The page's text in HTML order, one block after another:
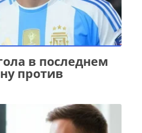
в последнем
против